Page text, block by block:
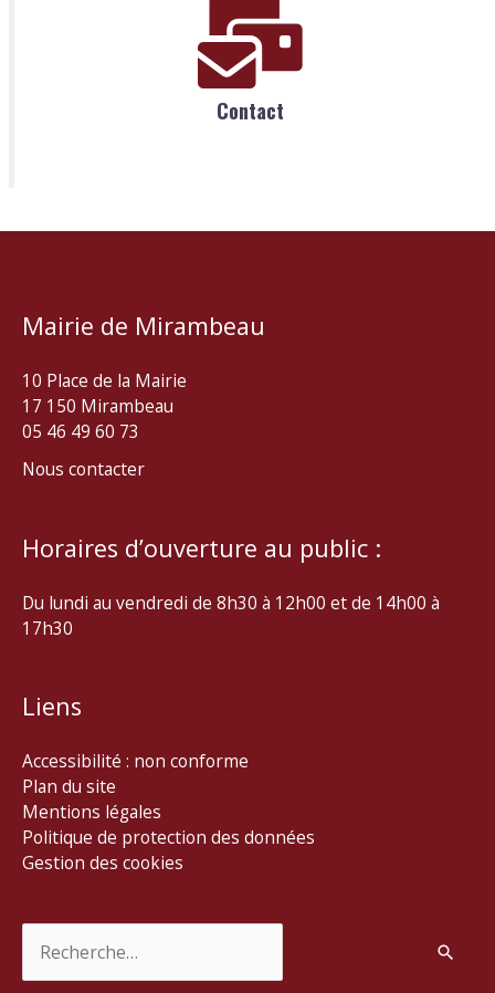
Contact
Mairie de Mirambeau
10 Place de la Mairie
17 150 Mirambeau
05 46 49 60 73
Nous contacter
Horaires d’ouverture au public :
Du lundi au vendredi de 8h30 à 12h00 et de 14h00 à
17h30
Liens
Accessibilité : non conforme
Plan du site
Mentions légales
Politique de protection des données
Gestion des cookies